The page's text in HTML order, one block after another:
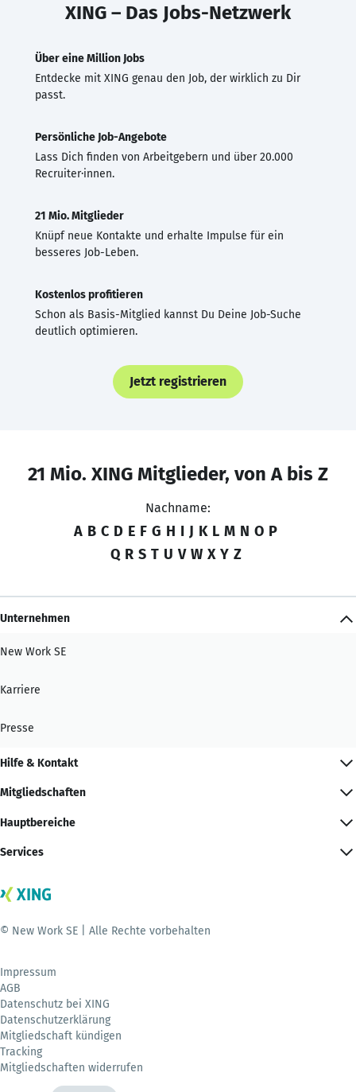
XING – Das Jobs-Netzwerk
Über eine Million Jobs
Entdecke mit XING genau den Job, der wirklich zu Dir
passt.
Persönliche Job-Angebote
Lass Dich finden von Arbeitgebern und über 20.000
Recruiter·innen.
21 Mio. Mitglieder
Knüpf neue Kontakte und erhalte Impulse für ein
besseres Job-Leben.
Kostenlos profitieren
Schon als Basis-Mitglied kannst Du Deine Job-Suche
deutlich optimieren.
Jetzt registrieren
21 Mio. XING Mitglieder, von A bis Z
Nachname:
A B C D E F G H I J K L M N O P
Q R S T U V W X Y Z
Unternehmen
New Work SE
Karriere
Presse
Hilfe & Kontakt
Mitgliedschaften
Hauptbereiche
Services
© New Work SE | Alle Rechte vorbehalten
Impressum
AGB
Datenschutz bei XING
Datenschutzerklärung
Mitgliedschaft kündigen
Tracking
Mitgliedschaften widerrufen